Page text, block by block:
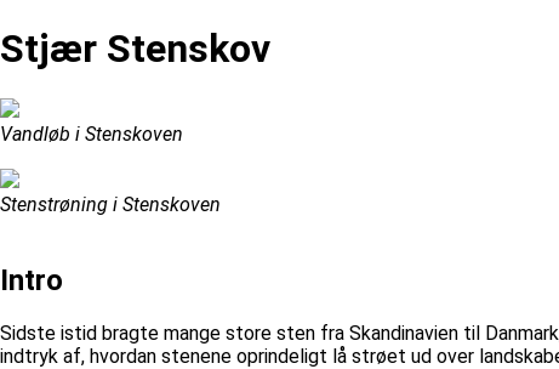
Stjær Stenskov
Vandløb i Stenskoven
Stenstrøning i Stenskoven
Intro
Sidste istid bragte mange store sten fra Skandinavien til
indtryk af, hvordan stenene oprindeligt lå strøet ud over